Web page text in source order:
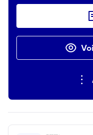
Actions